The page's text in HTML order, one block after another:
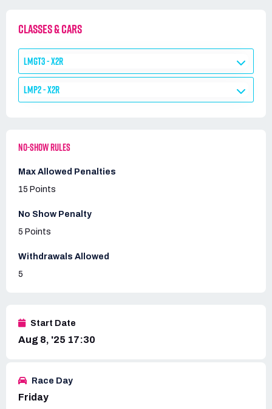
Start Date
Aug 8, '25 17:30
Race Day
Friday
CLASSES & CARS
LMGT3 - X2R
LMP2 - X2R
NO-SHOW RULES
Max Allowed Penalties
15 Points
No Show Penalty
5 Points
Withdrawals Allowed
5